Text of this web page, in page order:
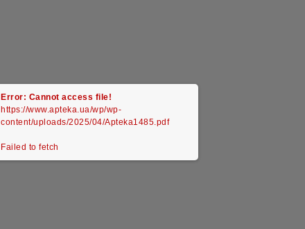
Error: Cannot access file!
https://www.apteka.ua/wp/wp-
content/uploads/2025/04/Apteka1485.pdf
Failed to fetch